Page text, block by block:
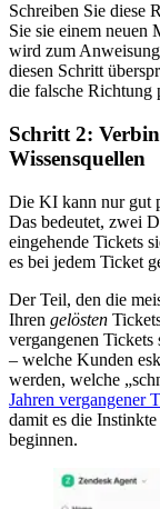
Schreiben Sie diese
Sie sie einem neuen
wird zum
diesen Schritt
die falsche Richtung
Schritt 2:
Wissensquellen
Die KI kann nur gut
Das bedeutet, zwei
eingehende Tickets
es bei jedem Ticket
Der Teil, den die
Ihren gelösten
vergangenen
– welche Kunden
werden, welche
Jahren vergangener
damit es die
beginnen.